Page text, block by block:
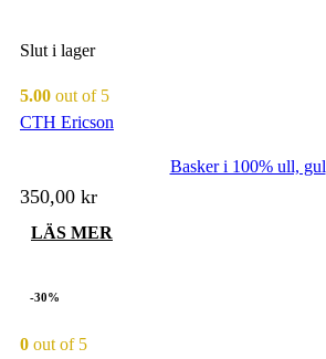
Slut i lager
5.00 out of 5
CTH Ericson
Basker i 100% ull, gul
350,00 kr
LÄS MER
-30%
0 out of 5